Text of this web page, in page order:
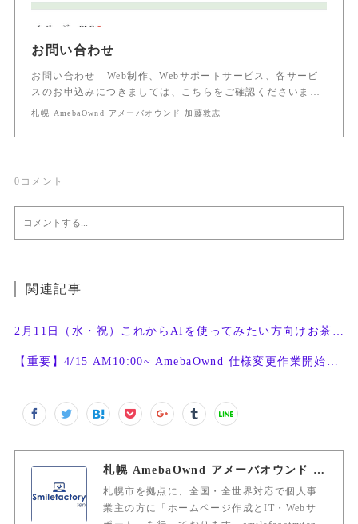
お問い合わせ
お問い合わせ - Web制作、Webサポートサービス、各サービ
スのお申込みにつきましては、こちらをご確認くださいま…
札幌 AmebaOwnd アメーバオウンド 加藤敦志
0 コメント
関連記事
札幌 AmebaOwnd アメーバオウンド 加藤敦志
札幌市を拠点に、全国・全世界対応で個人事
業主の方に「ホームページ作成とIT・Webサ